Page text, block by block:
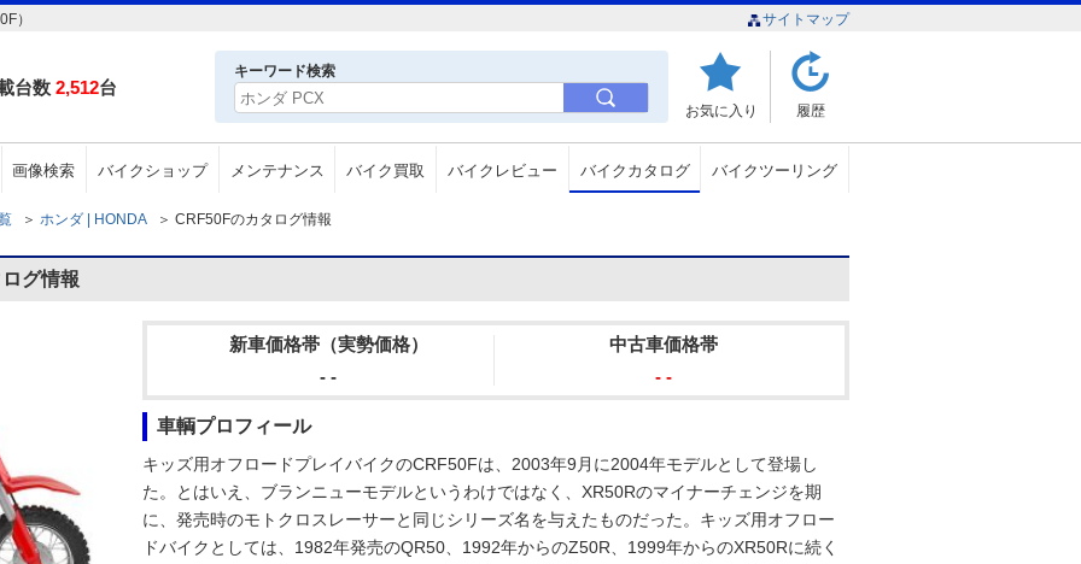
） サイトマップ
台数 2,512台
キーワード検索
お気に入り 履歴
画像検索 バイクショップ メンテナンス バイク買取 バイクレビュー バイクカタログ バイクツーリング
＞ ホンダ | HONDA ＞ CRF50Fのカタログ情報
グ情報
新車価格帯（実勢価格）
- -
中古車価格帯
- -
車輌プロフィール
キッズ用オフロードプレイバイクのCRF50Fは、2003年9月に2004年モデルとして登場し
た。とはいえ、ブランニューモデルというわけではなく、XR50Rのマイナーチェンジを期
に、発売時のモトクロスレーサーと同じシリーズ名を与えたものだった。キッズ用オフロー
ドバイクとしては、1982年発売のQR50、1992年からのZ50R、1999年からのXR50Rに続く